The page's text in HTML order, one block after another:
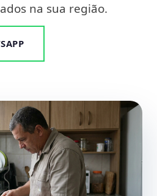
na sua região.